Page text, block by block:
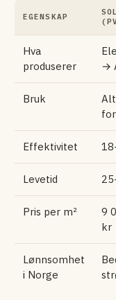
EGENSKAP
Hva
produserer
→
Bruk
Effektivitet
Levetid
Pris per m²
9
kr
Lønnsomhet
i Norge